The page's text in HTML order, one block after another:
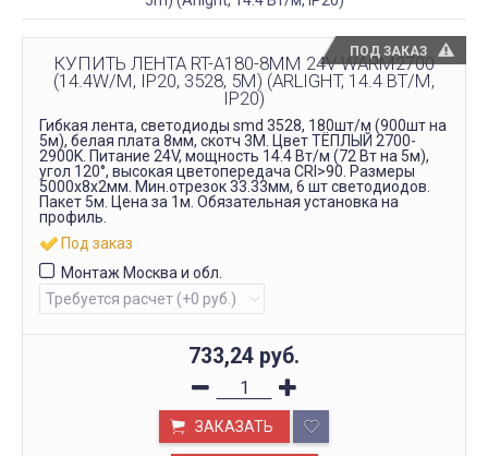
ПОД ЗАКАЗ
КУПИТЬ ЛЕНТА RT-A180-8MM 24V WARM2700
(14.4W/M, IP20, 3528, 5M) (ARLIGHT, 14.4 ВТ/М,
IP20)
Гибкая лента, светодиоды smd 3528, 180шт/м (900шт на
5м), белая плата 8мм, скотч 3М. Цвет ТЁПЛЫЙ 2700-
2900K. Питание 24V, мощность 14.4 Вт/м (72 Вт на 5м),
угол 120°, высокая цветопередача CRI>90. Размеры
5000х8x2мм. Мин.отрезок 33.33мм, 6 шт светодиодов.
Пакет 5м. Цена за 1м. Обязательная установка на
профиль.
Под заказ
Монтаж Москва и обл.
733,24 руб.
ЗАКАЗАТЬ